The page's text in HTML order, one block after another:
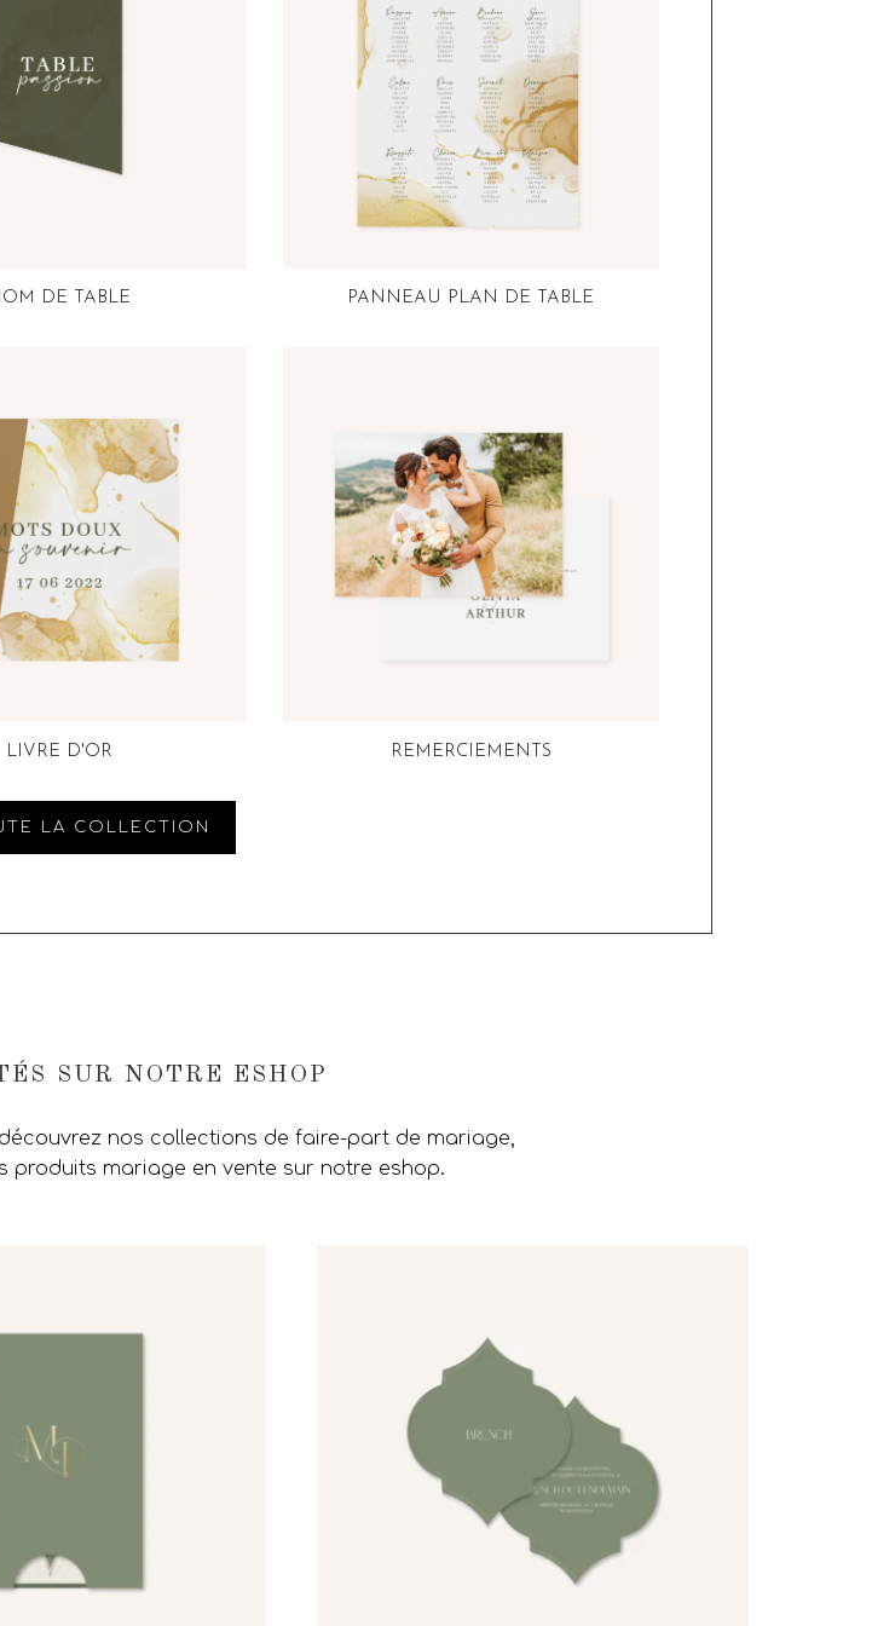
DE TABLE PANNEAU PLAN DE TABLE
LIVRE D'OR REMERCIEMENTS
LA COLLECTION
SUR NOTRE ESHOP
nos collections de faire-part de mariage,
produits mariage en vente sur notre eshop.